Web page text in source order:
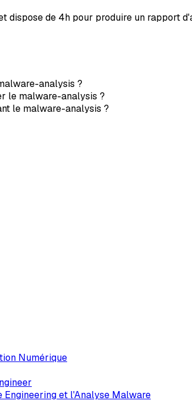
dispose de 4h pour produire un rapport
analysis ?
le malware-analysis ?
le malware-analysis ?
Numérique
Engineering et l'Analyse Malware